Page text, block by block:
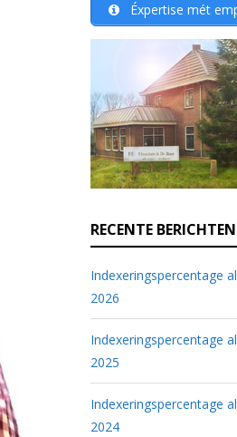
Éxpertise mét
RECENTE BERICHTEN
Indexeringspercentage
2026
Indexeringspercentage
2025
Indexeringspercentage
2024